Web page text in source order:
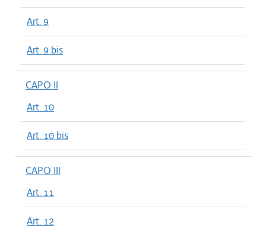
Art. 9
Art. 9 bis
CAPO II
Art. 10
Art. 10 bis
CAPO III
Art. 11
Art. 12